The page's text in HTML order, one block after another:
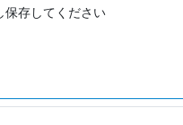
保存してください